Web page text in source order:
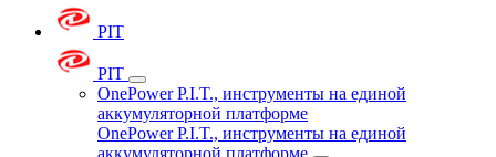
PIT
PIT
OnePower P.I.T., инструменты на единой
аккумуляторной платформе
OnePower P.I.T., инструменты на единой
аккумуляторной платформе